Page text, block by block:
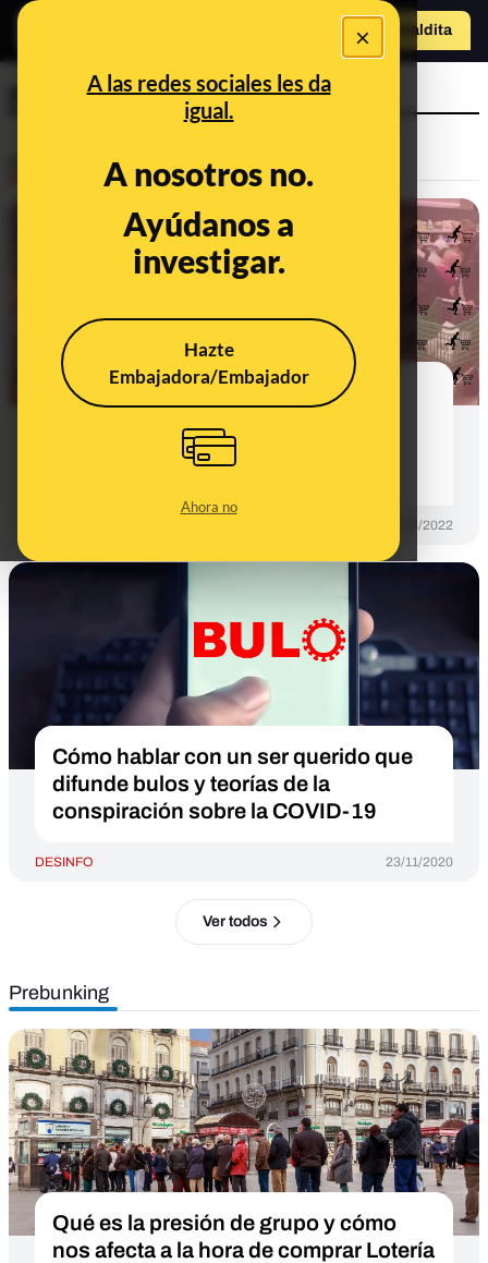
×
A las redes sociales les da
igual.
A nosotros no.
Ayúdanos a
investigar.
Hazte
Embajadora/Embajador
Ahora no
Hazte Maldito
a
psicología
La desinformación sobre el
comida: cómo nos afecta como
consumidores
25/03/2022
Cómo hablar con un ser querido que
difunde bulos y teorías de la
conspiración sobre la COVID-19
DESINFO 23/11/2020
Ver todos
Prebunking
Qué es la presión de grupo y cómo
nos afecta a la hora de comprar Lotería